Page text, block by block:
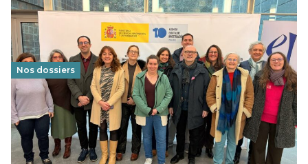
Nos dossiers
Éducation au vivre-ensemble : un échange croisé
franco-espagnol pour changer d’approche
29 juin 2026-National
Cette année, l'UNSA Éducation a mené un projet Erasmus